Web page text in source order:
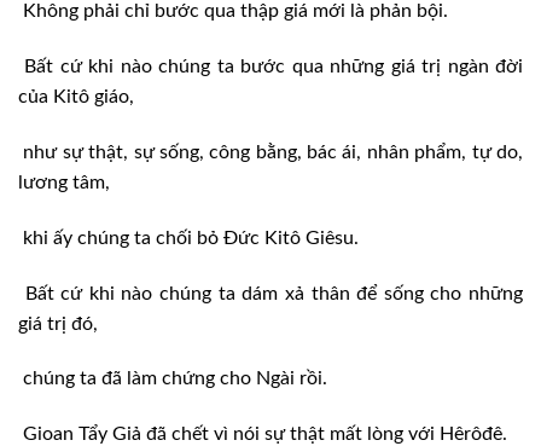
Không phải chỉ bước qua thập giá mới là phản bội.
Bất cứ khi nào chúng ta bước qua những giá trị ngàn đời
của Kitô giáo,
như sự thật, sự sống, công bằng, bác ái, nhân phẩm, tự do,
lương tâm,
khi ấy chúng ta chối bỏ Đức Kitô Giêsu.
Bất cứ khi nào chúng ta dám xả thân để sống cho những
giá trị đó,
chúng ta đã làm chứng cho Ngài rồi.
Gioan Tẩy Giả đã chết vì nói sự thật mất lòng với Hêrôđê.